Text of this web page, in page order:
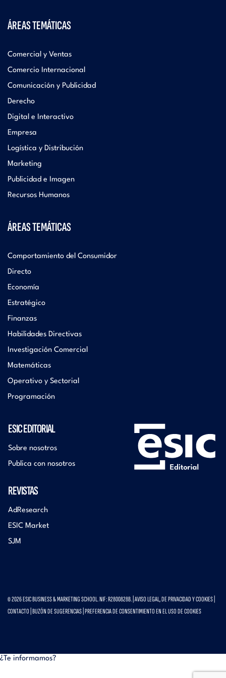
ÁREAS TEMÁTICAS
Comercial y Ventas
Comercio Internacional
Comunicación y Publicidad
Derecho
Digital e Interactivo
Empresa
Logística y Distribución
Marketing
Publicidad e Imagen
Recursos Humanos
ÁREAS TEMÁTICAS
Comportamiento del Consumidor
Directo
Economía
Estratégico
Finanzas
Habilidades Directivas
Investigación Comercial
Matemáticas
Operativo y Sectorial
Programación
ESIC EDITORIAL
Sobre nosotros
Publica con nosotros
REVISTAS
AdResearch
ESIC Market
SJM
© 2026 ESIC BUSINESS & MARKETING SCHOOL. NIF: R2800828B. | AVISO LEGAL, DE PRIVACIDAD Y COOKIES
CONTACTO BUZÓN DE SUGERENCIAS PREFERENCIA DE CONSENTIMIENTO EN EL USO DE COOKIES
¿Te informamos?